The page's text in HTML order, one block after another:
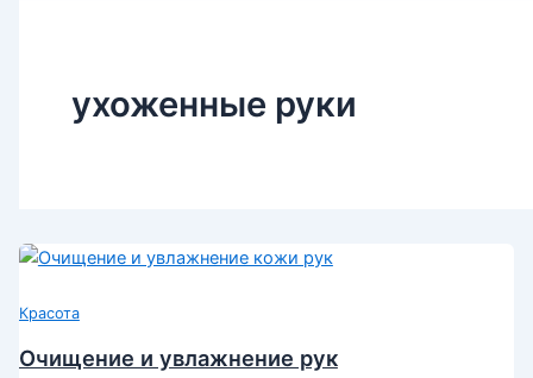
ухоженные руки
Красота
Очищение и увлажнение рук